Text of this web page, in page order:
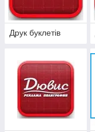
Друк буклетів